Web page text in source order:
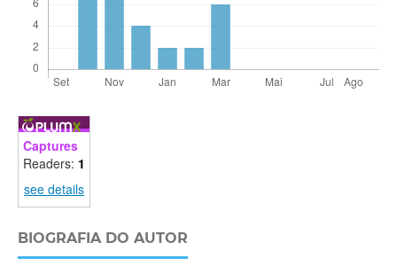
Captures
Readers: 1
see details
BIOGRAFIA DO AUTOR